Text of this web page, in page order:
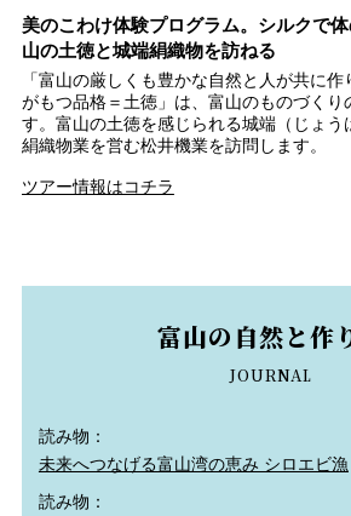
美のこわけ体験プログラム。シルクで
山の土徳と城端絹織物を訪ねる
「富山の厳しくも豊かな自然と人が共に
がもつ品格＝土徳」は、富山のものづくり
す。富山の土徳を感じられる城端（じょう
絹織物業を営む松井機業を訪問します。
ツアー情報はコチラ
富山の自然と作
JOURNAL
読み物：
未来へつなげる富山湾の恵み シロエビ漁
読み物：